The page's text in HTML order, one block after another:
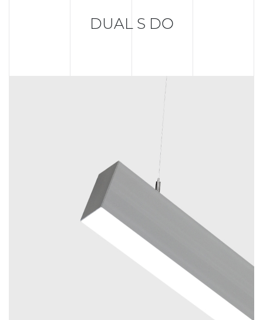
DUAL S DO